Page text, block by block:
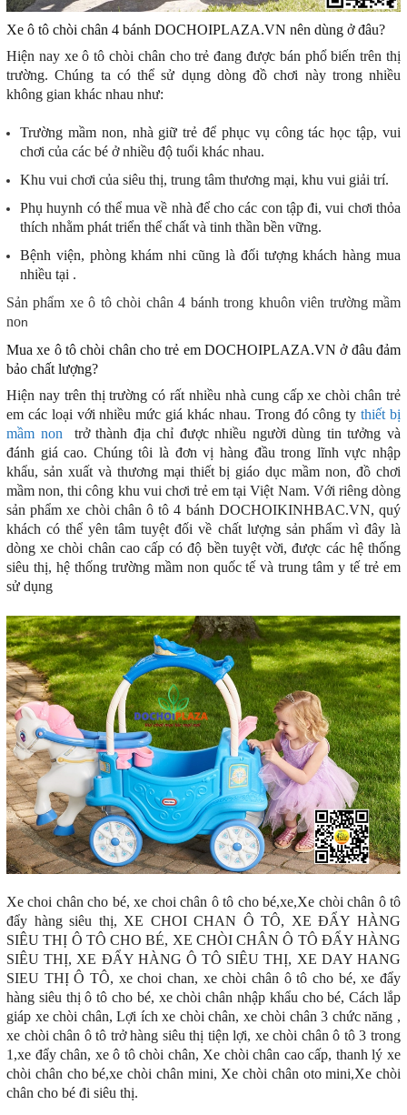
Xe ô tô chòi chân 4 bánh DOCHOIPLAZA.VN nên dùng ở đâu?
Hiện nay xe ô tô chòi chân cho trẻ đang được bán phổ biến trên thị
trường. Chúng ta có thể sử dụng dòng đồ chơi này trong nhiều
không gian khác nhau như:
Trường mầm non, nhà giữ trẻ để phục vụ công tác học tập, vui
chơi của các bé ở nhiều độ tuổi khác nhau.
Khu vui chơi của siêu thị, trung tâm thương mại, khu vui giải trí.
Phụ huynh có thể mua về nhà để cho các con tập đi, vui chơi thỏa
thích nhằm phát triển thể chất và tinh thần bền vững.
Bệnh viện, phòng khám nhi cũng là đối tượng khách hàng mua
nhiều tại .
Sản phẩm xe ô tô chòi chân 4 bánh trong khuôn viên trường mầm
non
Mua xe ô tô chòi chân cho trẻ em DOCHOIPLAZA.VN ở đâu đảm
bảo chất lượng?
Hiện nay trên thị trường có rất nhiều nhà cung cấp xe chòi chân trẻ
em các loại với nhiều mức giá khác nhau. Trong đó công tythiết bị
mầm non trở thành địa chỉ được nhiều người dùng tin tưởng và
đánh giá cao. Chúng tôi là đơn vị hàng đầu trong lĩnh vực nhập
khẩu, sản xuất và thương mại thiết bị giáo dục mầm non, đồ chơi
mầm non, thi công khu vui chơi trẻ em tại Việt Nam. Với riêng dòng
sản phẩm xe chòi chân ô tô 4 bánh DOCHOIKINHBAC.VN, quý
khách có thể yên tâm tuyệt đối về chất lượng sản phẩm vì đây là
dòng xe chòi chân cao cấp có độ bền tuyệt vời, được các hệ thống
siêu thị, hệ thống trường mầm non quốc tế và trung tâm y tế trẻ em
sử dụng
Xe choi chân cho bé, xe choi chân ô tô cho bé,xe,Xe chòi chân ô tô
đẩy hàng siêu thị, XE CHOI CHAN Ô TÔ, XE ĐẨY HÀNG
SIÊU THỊ Ô TÔ CHO BÉ, XE CHÒI CHÂN Ô TÔ ĐẨY HÀNG
SIÊU THỊ, XE ĐẨY HÀNG Ô TÔ SIÊU THỊ, XE DAY HANG
SIEU THỊ Ô TÔ, xe choi chan, xe chòi chân ô tô cho bé, xe đẩy
hàng siêu thị ô tô cho bé, xe chòi chân nhập khẩu cho bé, Cách lắp
giáp xe chòi chân, Lợi ích xe chòi chân, xe chòi chân 3 chức năng ,
xe chòi chân ô tô trở hàng siêu thị tiện lợi, xe chòi chân ô tô 3 trong
1,xe đẩy chân, xe ô tô chòi chân, Xe chòi chân cao cấp, thanh lý xe
chòi chân cho bé,xe chòi chân mini, Xe chòi chân oto mini,Xe chòi
chân cho bé đi siêu thị.